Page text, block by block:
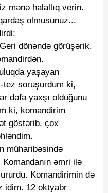
mənə halallıq verin.
olmusunuz...
dönəndə görüşərik.
yaşayan
tez soruşurdum ki,
dəfə yaxşı olduğunu
ki, komandirim
göstərib, çox
müharibəsində
əmri ilə
Komandirimin də
idim. 12 oktyabr